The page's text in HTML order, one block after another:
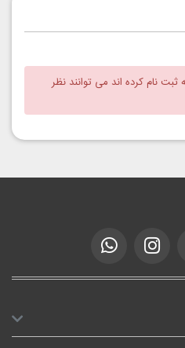
ثبت نام کرده اند می توانند نظر